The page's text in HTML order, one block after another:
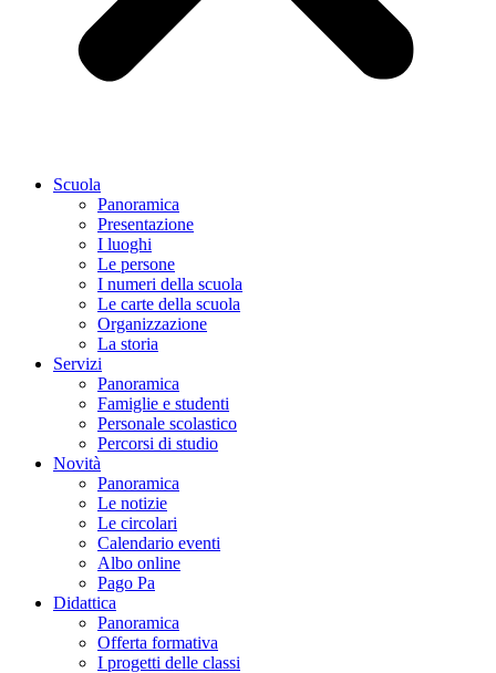
Scuola
Panoramica
Presentazione
I luoghi
Le persone
I numeri della scuola
Le carte della scuola
Organizzazione
La storia
Servizi
Panoramica
Famiglie e studenti
Personale scolastico
Percorsi di studio
Novità
Panoramica
Le notizie
Le circolari
Calendario eventi
Albo online
Pago Pa
Didattica
Panoramica
Offerta formativa
I progetti delle classi